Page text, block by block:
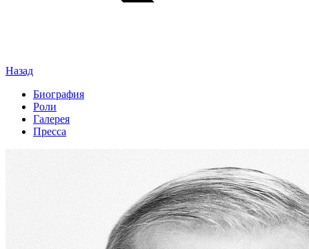
Назад
Биография
Роли
Галерея
Пресса